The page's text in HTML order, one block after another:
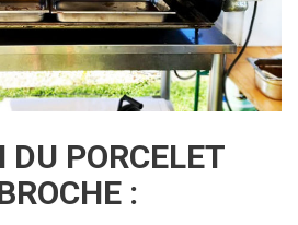
DU PORCELET
: